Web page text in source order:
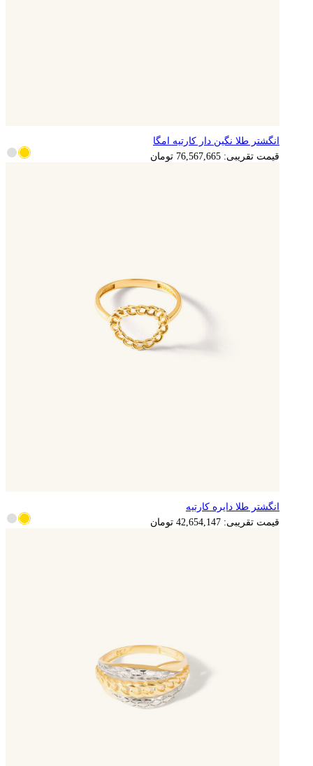
15,313,533 تومان
انگشتر طلا نگین دار کارتیه امگا
قیمت تقریبی:76,567,665 تومان
8,530,829 تومان
انگشتر طلا دایره کارتیه
قیمت تقریبی:42,654,147 تومان